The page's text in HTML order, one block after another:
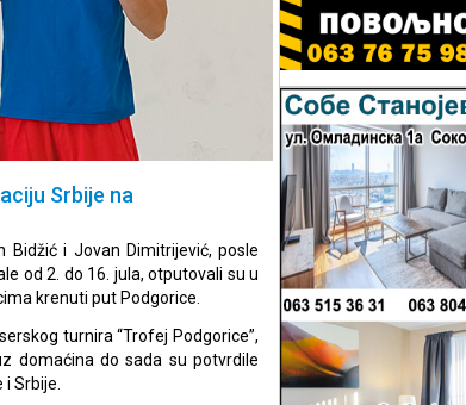
Srbije na
Bidžić i Jovan Dimitrijević, posle
od 2. do 16. jula, otputovali su u
krenuti put Podgorice.
turnira “Trofej Podgorice”,
domaćina do sada su potvrdile
Srbije.